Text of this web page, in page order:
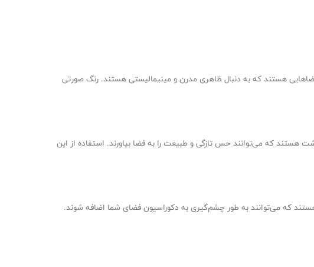
هستند که به دنبال ظاهری مدرن و مینیمالیستی هستند. رنگ صورتی
هستند که می‌توانند حس تازگی و طبیعت را به فضا بیاورند. استفاده از این
که می‌توانند به طور چشم‌گیری به دکوراسیون فضای شما اضافه شوند.